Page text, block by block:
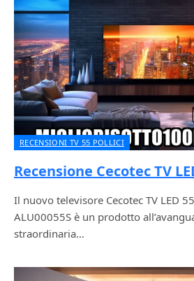
RECENSIONI TV 55 POLLICI
Recensione Cecotec TV
Il nuovo televisore Cecotec TV LED
ALU00055S è un prodotto
straordinaria…